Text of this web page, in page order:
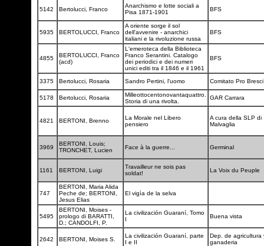
5142 Bertolucci, Franco
Anarchismo e lotte sociali a
Pisa 1871-1901
BFS
5935 BERTOLUCCI, Franco
A oriente sorge il sol
dell'avvenire - anarchici
italiani e la rivoluzione russa
BFS
4855
BERTOLUCCI, Franco
(acd)
L'emeroteca della Biblioteca
Franco Serantini. Catalogo
dei periodici e dei numeri
unici editi tra il 1846 e il 1961
BFS
3375 Bertolucci, Rosaria Sandro Pertini, l'uomo Comitato Pro
5178 Bertolucci, Rosaria
Milleottocentonovantaquattro.
Storia di una rivolta.
GAR Carrara
4821 BERTONI, Brenno
La Morale nel Libero
pensiero
A cura della SLP di
Malvaglia
3969
BERTONI, Louis;
TRONCHET, Lucien
Face à la guerre... Germinal
1161 BERTONI, Luigi
Travailleur ne sois pas
soldat!
La Voix du Peuple
747
BERTONI, Maria Alida
Peche de; BERTONI,
Jesus Elias
El vigìa de la selva
5495
BERTONI, Moises -
prologo di BARATTI,
D.; CANDOLFI, P.
La civilización Guaraní, Tomo
I
Buena vista
2642 BERTONI, Moises S.
La civilización Guaraní, parte
I e II
Dep. de agricultura
ganaderia